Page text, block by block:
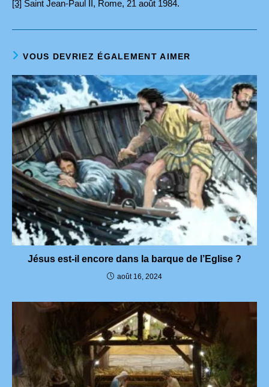
[3] Saint Jean-Paul II, Rome, 21 août 1984.
VOUS DEVRIEZ ÉGALEMENT AIMER
Jésus est-il encore dans la barque de l’Eglise ?
août 16, 2024